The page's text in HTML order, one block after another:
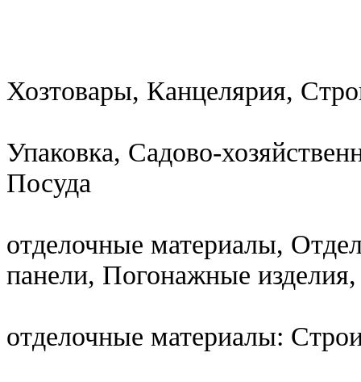
Хозтовары, Канцелярия,
Упаковка, Садово-
Посуда
отделочные материалы,
панели, Погонажные
отделочные материалы: